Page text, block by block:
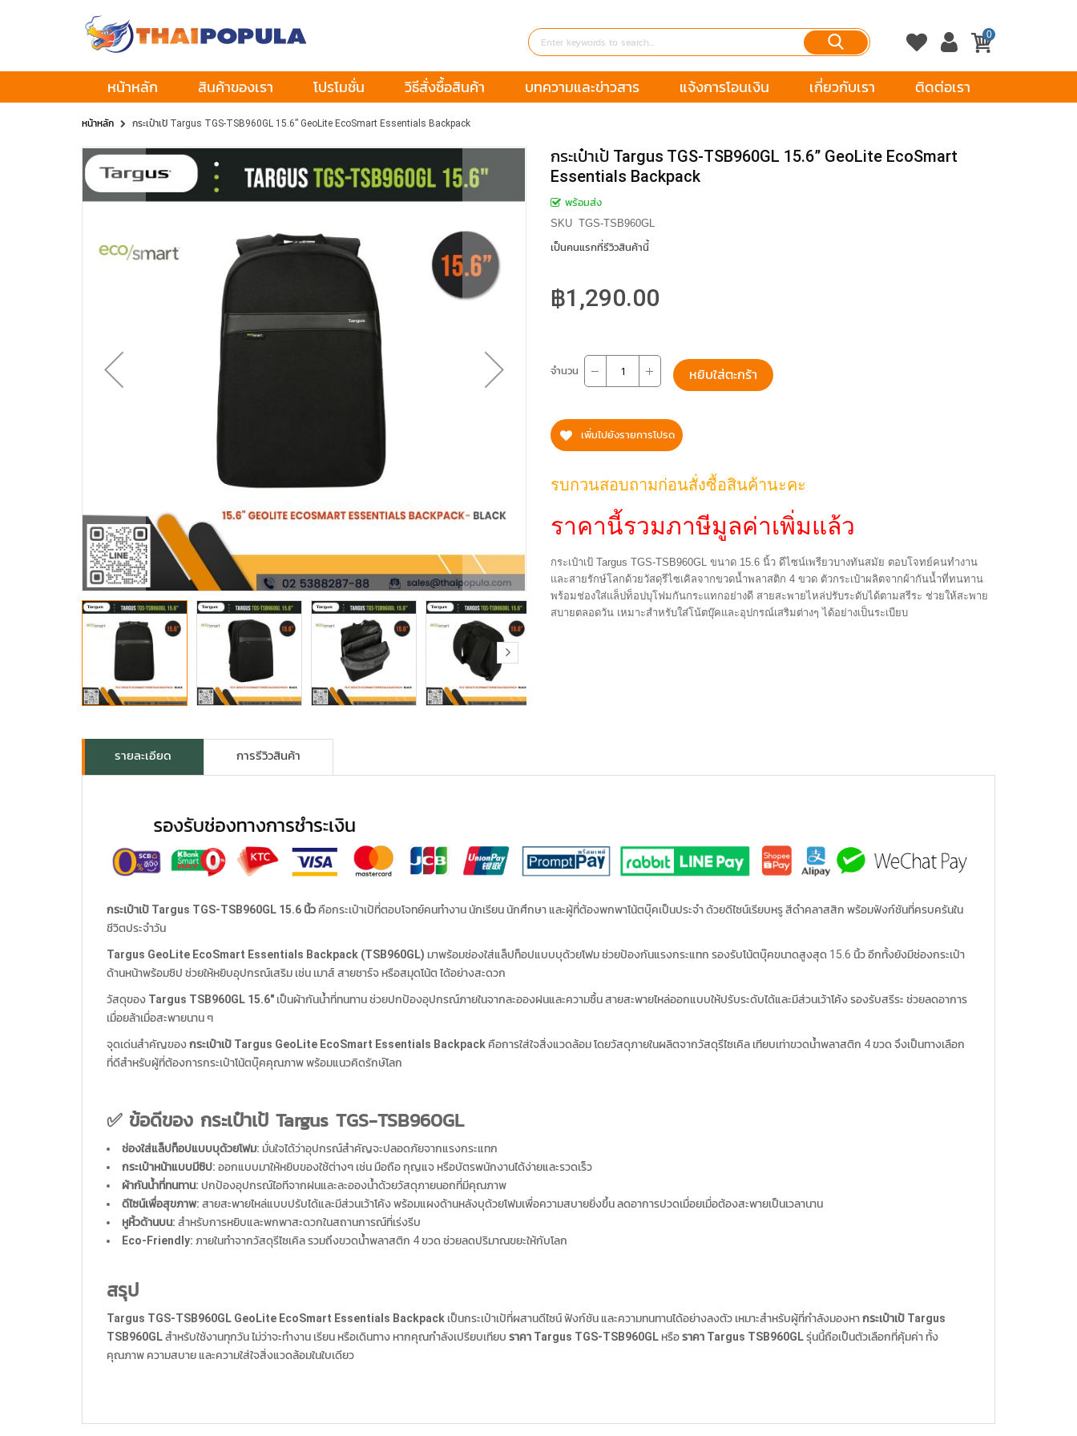
0
หน้าหลัก สินค้าของเรา โปรโมชั่น แจ้งการโอนเงิน เกี่ยวกับเรา ติดต่อเรา
วิธีสั่งซื้อสินค้า บทความและข่าวสาร
หน้าหลัก กระเป๋าเป้ Targus TGS-TSB960GL 15.6” GeoLite EcoSmart Essentials Backpack
กระเป๋าเป้ Targus TGS-TSB960GL 15.6” GeoLite EcoSmart
Essentials Backpack
พร้อมส่ง
SKU TGS-TSB960GL
เป็นคนแรกที่รีวิวสินค้านี้
฿1,290.00
จำนวน หยิบใส่ตะกร้า
เพิ่มไปยังรายการโปรด
รบกวนสอบถามก่อนสั่งซื้อสินค้านะคะ
ราคานี้รวมภาษีมูลค่าเพิ่มแล้ว
กระเป๋าเป้ Targus TGS-TSB960GL ขนาด 15.6 นิ้ว ดีไซน์เพรียวบางทันสมัย ตอบโจทย์คนทำงาน
และสายรักษ์โลกด้วยวัสดุรีไซเคิลจากขวดน้ำพลาสติก 4 ขวด ตัวกระเป๋าผลิตจากผ้ากันน้ำที่ทนทาน
พร้อมช่องใส่แล็ปท็อปบุโฟมกันกระแทกอย่างดี สายสะพายไหล่ปรับระดับได้ตามสรีระ ช่วยให้สะพาย
สบายตลอดวัน เหมาะสำหรับใส่โน้ตบุ๊คและอุปกรณ์เสริมต่างๆ ได้อย่างเป็นระเบียบ
รายละเอียด การรีวิวสินค้า
กระเป๋าเป้ Targus TGS-TSB960GL 15.6 นิ้ว คือกระเป๋าเป้ที่ตอบโจทย์คนทำงาน นักเรียน นักศึกษา และผู้ที่ต้องพกพาโน้ตบุ๊คเป็นประจำ ด้วยดีไซน์เรียบหรู สีดำคลาสสิก พร้อมฟังก์ชันที่ครบครันใน
ชีวิตประจำวัน
Targus GeoLite EcoSmart Essentials Backpack (TSB960GL) มาพร้อมช่องใส่แล็ปท็อปแบบบุด้วยโฟม ช่วยป้องกันแรงกระแทก รองรับโน้ตบุ๊คขนาดสูงสุด 15.6 นิ้ว อีกทั้งยังมีช่องกระเป๋า
ด้านหน้าพร้อมซิป ช่วยให้หยิบอุปกรณ์เสริม เช่น เมาส์ สายชาร์จ หรือสมุดโน้ต ได้อย่างสะดวก
วัสดุของ Targus TSB960GL 15.6″ เป็นผ้ากันน้ำที่ทนทาน ช่วยปกป้องอุปกรณ์ภายในจากละอองฝนและความชื้น สายสะพายไหล่ออกแบบให้ปรับระดับได้และมีส่วนเว้าโค้ง รองรับสรีระ ช่วยลดอาการ
เมื่อยล้าเมื่อสะพายนาน ๆ
จุดเด่นสำคัญของกระเป๋าเป้ Targus GeoLite EcoSmart Essentials Backpack คือการใส่ใจสิ่งแวดล้อม โดยวัสดุภายในผลิตจากวัสดุรีไซเคิล เทียบเท่าขวดน้ำพลาสติก 4 ขวด จึงเป็นทางเลือก
ที่ดีสำหรับผู้ที่ต้องการกระเป๋าโน้ตบุ๊คคุณภาพ พร้อมแนวคิดรักษ์โลก
✅ ข้อดีของ กระเป๋าเป้ Targus TGS-TSB960GL
ช่องใส่แล็ปท็อปแบบบุด้วยโฟม: มั่นใจได้ว่าอุปกรณ์สำคัญจะปลอดภัยจากแรงกระแทก
กระเป๋าหน้าแบบมีซิป: ออกแบบมาให้หยิบของใช้ต่างๆ เช่น มือถือ กุญแจ หรือบัตรพนักงานได้ง่ายและรวดเร็ว
ผ้ากันน้ำที่ทนทาน: ปกป้องอุปกรณ์ไอทีจากฝนและละอองน้ำด้วยวัสดุภายนอกที่มีคุณภาพ
ดีไซน์เพื่อสุขภาพ: สายสะพายไหล่แบบปรับได้และมีส่วนเว้าโค้ง พร้อมแผงด้านหลังบุด้วยโฟมเพื่อความสบายยิ่งขึ้น ลดอาการปวดเมื่อยเมื่อต้องสะพายเป็นเวลานาน
หูหิ้วด้านบน: สำหรับการหยิบและพกพาสะดวกในสถานการณ์ที่เร่งรีบ
Eco-Friendly: ภายในทำจากวัสดุรีไซเคิล รวมถึงขวดน้ำพลาสติก 4 ขวด ช่วยลดปริมาณขยะให้กับโลก
สรุป
Targus TGS-TSB960GL GeoLite EcoSmart Essentials Backpack เป็นกระเป๋าเป้ที่ผสานดีไซน์ ฟังก์ชัน และความทนทานได้อย่างลงตัว เหมาะสำหรับผู้ที่กำลังมองหากระเป๋าเป้ Targus
TSB960GLสำหรับใช้งานทุกวัน ไม่ว่าจะทำงาน เรียน หรือเดินทาง หากคุณกำลังเปรียบเทียบ ราคา Targus TGS-TSB960GL หรือราคา Targus TSB960GLรุ่นนี้ถือเป็นตัวเลือกที่คุ้มค่า ทั้ง
คุณภาพ ความสบาย และความใส่ใจสิ่งแวดล้อมในใบเดียว